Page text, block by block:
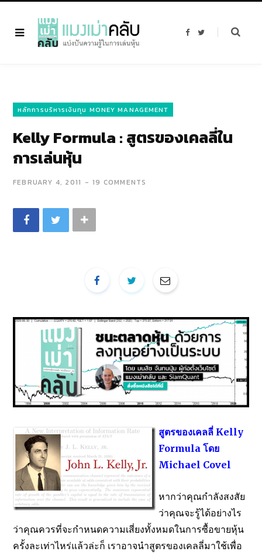
F
T
หลักการบริหารเงินทุน MONEY MANAGEMENT
Kelly Formula : สูตรของเคลลี่ใน
การเล่นหุ้น
FEBRUARY 4, 2011 19 COMMENTS
สูตรของเคลลี่ Kelly
Formula โดย
Michael Covel
หากว่าคุณกำลังสงสัย
ว่าคุณจะรู้ได้อย่างไร
ว่าคุณควรที่จะกำหนดความเสี่ยงทั้งหมดในการซื้อขายหุ้น
ครั้งละเท่าไหร่แล้วล่ะก็ เราอาจนำสูตรของเคลลี่มาใช้เพื่อ